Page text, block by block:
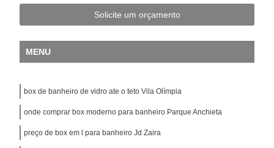
Solicite um orçamento
MENU
box de banheiro de vidro ate o teto Vila Olímpia
onde comprar box moderno para banheiro Parque Anchieta
preço de box em l para banheiro Jd Zaira